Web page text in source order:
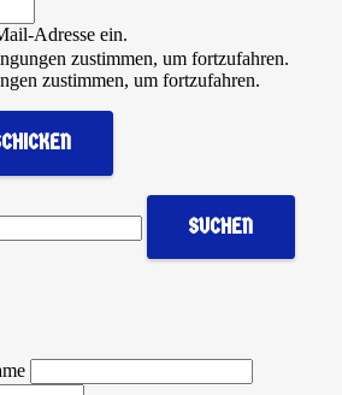
Adresse ein.
zustimmen, um fortzufahren.
zustimmen, um fortzufahren.